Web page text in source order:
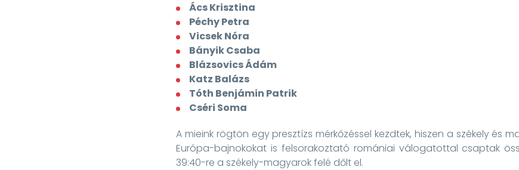
Ács Krisztina
Péchy Petra
Vicsek Nóra
Bányik Csaba
Blázsovics Ádám
Katz Balázs
Tóth Benjámin Patrik
Cséri Soma
A mieink rögtön egy presztízs mérkőzéssel kezdtek, hiszen a székely és
Európa-bajnokokat is felsorakoztató romániai válogatottal csaptak
39:40-re a székely-magyarok felé dőlt el.